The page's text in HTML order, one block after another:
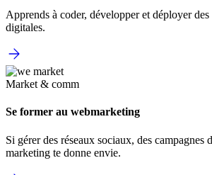
Apprends à coder, développer et déployer
digitales.
Market & comm
Se former au webmarketing
Si gérer des réseaux sociaux, des campagnes
marketing te donne envie.